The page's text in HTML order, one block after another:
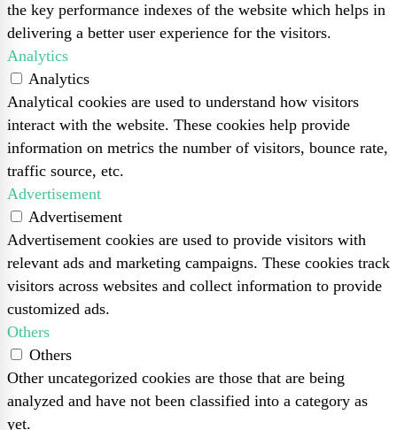
the key performance indexes of the website which helps in
delivering a better user experience for the visitors.
Analytics
Analytics
Analytical cookies are used to understand how visitors
interact with the website. These cookies help provide
information on metrics the number of visitors, bounce rate,
traffic source, etc.
Advertisement
Advertisement
Advertisement cookies are used to provide visitors with
relevant ads and marketing campaigns. These cookies track
visitors across websites and collect information to provide
customized ads.
Others
Others
Other uncategorized cookies are those that are being
analyzed and have not been classified into a category as
yet.